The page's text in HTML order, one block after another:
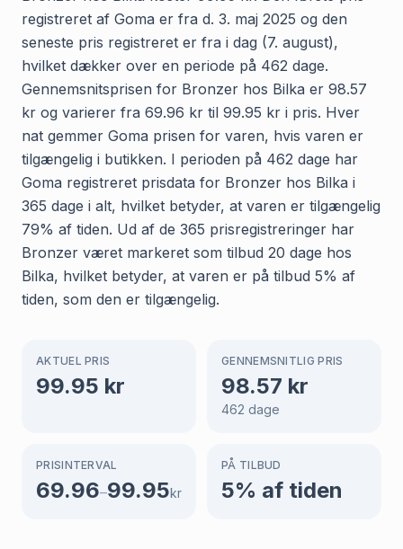
registreret af Goma er fra d. 3. maj 2025 og den
seneste pris registreret er fra i dag (7. august),
hvilket dækker over en periode på 462 dage.
Gennemsnitsprisen for Bronzer hos Bilka er 98.57
kr og varierer fra 69.96 kr til 99.95 kr i pris. Hver
nat gemmer Goma prisen for varen, hvis varen er
tilgængelig i butikken. I perioden på 462 dage har
Goma registreret prisdata for Bronzer hos Bilka i
365 dage i alt, hvilket betyder, at varen er tilgængelig
79% af tiden. Ud af de 365 prisregistreringer har
Bronzer været markeret som tilbud 20 dage hos
Bilka, hvilket betyder, at varen er på tilbud 5% af
tiden, som den er tilgængelig.
AKTUEL PRIS
99.95 kr
GENNEMSNITLIG PRIS
98.57 kr
462 dage
PRISINTERVAL
69.96–99.95kr
PÅ TILBUD
5% af tiden